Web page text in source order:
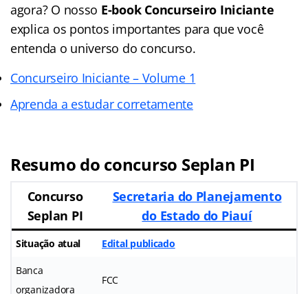
agora? O nosso E-book Concurseiro Iniciante
explica os pontos importantes para que você
entenda o universo do concurso.
Concurseiro Iniciante – Volume 1
Aprenda a estudar corretamente
Resumo do concurso Seplan PI
Concurso
Seplan PI
Secretaria do Planejamento
do Estado do Piauí
Situação atual Edital publicado
Banca
organizadora
FCC